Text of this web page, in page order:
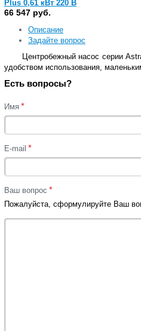
Plus 0,61 кВт 220 В
(38771)
66 547 руб.
Описание
Задайте вопрос
Центробежный насос серии
удобством использования,
Есть вопросы?
Имя *
E-mail *
Ваш вопрос *
Пожалуйста, сформулируйте Ваш